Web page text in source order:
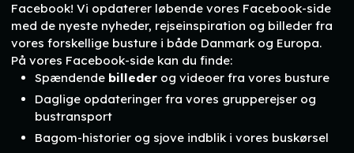
Facebook! Vi opdaterer løbende vores Facebook-side
med de nyeste nyheder, rejseinspiration og billeder fra
vores forskellige busture i både Danmark og Europa.
På vores Facebook-side kan du finde:
Spændende billederog videoer fra vores busture
Daglige opdateringer fra vores grupperejser og
bustransport
Bagom-historier og sjove indblik i vores buskørsel